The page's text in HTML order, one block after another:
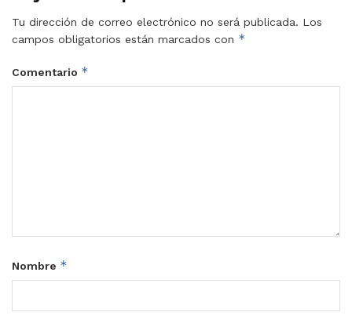
Tu dirección de correo electrónico no será publicada. Los
campos obligatorios están marcados con *
Comentario *
Nombre *